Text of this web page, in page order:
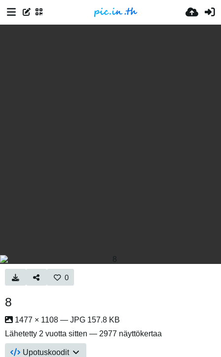
0
8
1477 × 1108 — JPG 157.8 KB
Lähetetty 2 vuotta sitten — 2977 näyttökertaa
Upotuskoodit